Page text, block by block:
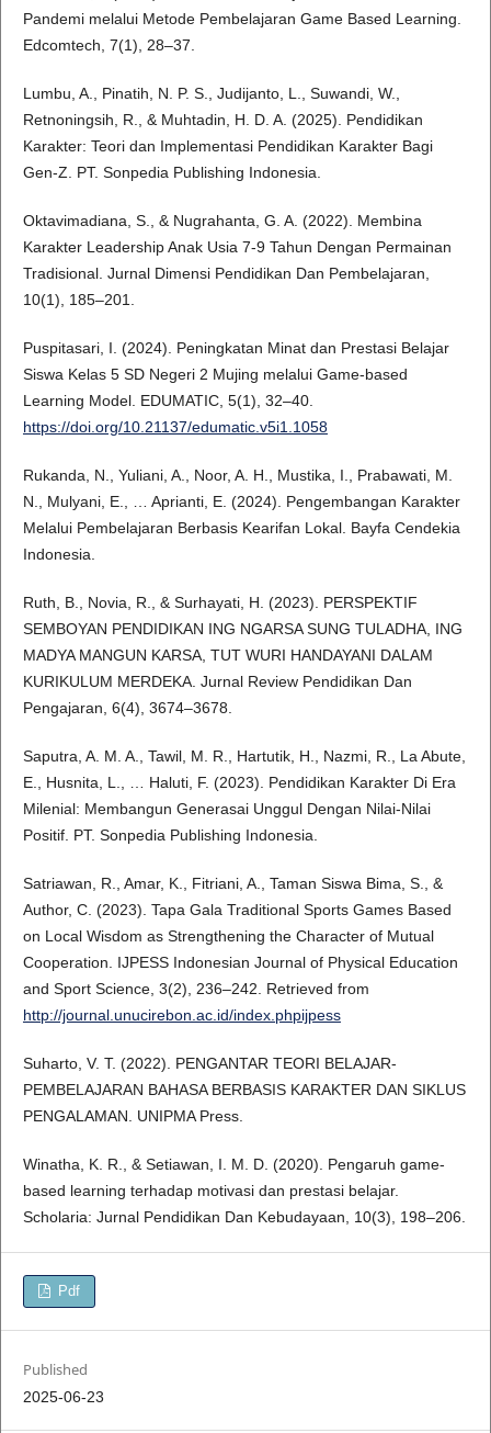
Pandemi melalui Metode Pembelajaran Game Based Learning.
Edcomtech, 7(1), 28–37.
Lumbu, A., Pinatih, N. P. S., Judijanto, L., Suwandi, W.,
Retnoningsih, R., & Muhtadin, H. D. A. (2025). Pendidikan
Karakter: Teori dan Implementasi Pendidikan Karakter Bagi
Gen-Z. PT. Sonpedia Publishing Indonesia.
Oktavimadiana, S., & Nugrahanta, G. A. (2022). Membina
Karakter Leadership Anak Usia 7-9 Tahun Dengan Permainan
Tradisional. Jurnal Dimensi Pendidikan Dan Pembelajaran,
10(1), 185–201.
Puspitasari, I. (2024). Peningkatan Minat dan Prestasi Belajar
Siswa Kelas 5 SD Negeri 2 Mujing melalui Game-based
Learning Model. EDUMATIC, 5(1), 32–40.
https://doi.org/10.21137/edumatic.v5i1.1058
Rukanda, N., Yuliani, A., Noor, A. H., Mustika, I., Prabawati, M.
N., Mulyani, E., … Aprianti, E. (2024). Pengembangan Karakter
Melalui Pembelajaran Berbasis Kearifan Lokal. Bayfa Cendekia
Indonesia.
Ruth, B., Novia, R., & Surhayati, H. (2023). PERSPEKTIF
SEMBOYAN PENDIDIKAN ING NGARSA SUNG TULADHA, ING
MADYA MANGUN KARSA, TUT WURI HANDAYANI DALAM
KURIKULUM MERDEKA. Jurnal Review Pendidikan Dan
Pengajaran, 6(4), 3674–3678.
Saputra, A. M. A., Tawil, M. R., Hartutik, H., Nazmi, R., La Abute,
E., Husnita, L., … Haluti, F. (2023). Pendidikan Karakter Di Era
Milenial: Membangun Generasai Unggul Dengan Nilai-Nilai
Positif. PT. Sonpedia Publishing Indonesia.
Satriawan, R., Amar, K., Fitriani, A., Taman Siswa Bima, S., &
Author, C. (2023). Tapa Gala Traditional Sports Games Based
on Local Wisdom as Strengthening the Character of Mutual
Cooperation. IJPESS Indonesian Journal of Physical Education
and Sport Science, 3(2), 236–242. Retrieved from
http://journal.unucirebon.ac.id/index.phpijpess
Suharto, V. T. (2022). PENGANTAR TEORI BELAJAR-
PEMBELAJARAN BAHASA BERBASIS KARAKTER DAN SIKLUS
PENGALAMAN. UNIPMA Press.
Winatha, K. R., & Setiawan, I. M. D. (2020). Pengaruh game-
based learning terhadap motivasi dan prestasi belajar.
Scholaria: Jurnal Pendidikan Dan Kebudayaan, 10(3), 198–206.
Pdf
Published
2025-06-23